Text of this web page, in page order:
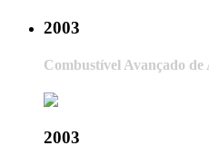
2003
Combustível Avançado
2003